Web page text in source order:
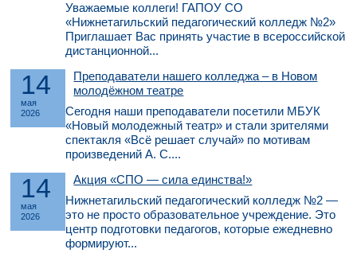
Уважаемые коллеги! ГАПОУ СО
«Нижнетагильский педагогический колледж №2»
Приглашает Вас принять участие в всероссийской
дистанционной...
14
мая
2026
Преподаватели нашего колледжа – в Новом
молодёжном театре
Сегодня наши преподаватели посетили МБУК
«Новый молодежный театр» и стали зрителями
спектакля «Всё решает случай» по мотивам
произведений А. С....
14
мая
2026
Акция «СПО — сила единства!»
Нижнетагильский педагогический колледж №2 —
это не просто образовательное учреждение. Это
центр подготовки педагогов, которые ежедневно
формируют...